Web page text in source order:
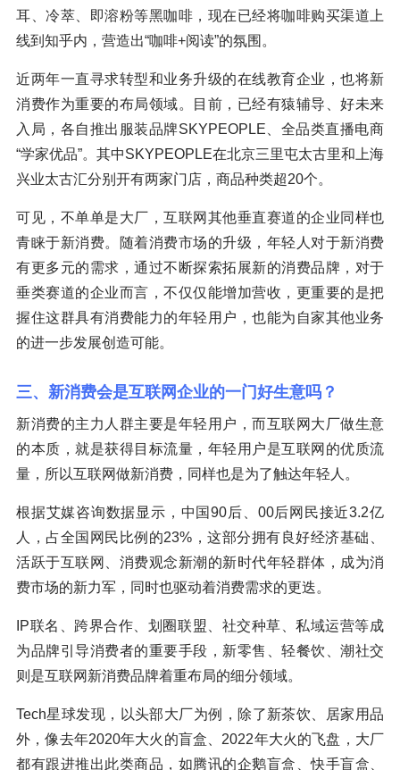
耳、冷萃、即溶粉等黑咖啡，现在已经将咖啡购买渠道上
线到知乎内，营造出“咖啡+阅读”的氛围。
近两年一直寻求转型和业务升级的在线教育企业，也将新
消费作为重要的布局领域。目前，已经有猿辅导、好未来
入局，各自推出服装品牌SKYPEOPLE、全品类直播电商
“学家优品”。其中SKYPEOPLE在北京三里屯太古里和上海
兴业太古汇分别开有两家门店，商品种类超20个。
可见，不单单是大厂，互联网其他垂直赛道的企业同样也
青睐于新消费。随着消费市场的升级，年轻人对于新消费
有更多元的需求，通过不断探索拓展新的消费品牌，对于
垂类赛道的企业而言，不仅仅能增加营收，更重要的是把
握住这群具有消费能力的年轻用户，也能为自家其他业务
的进一步发展创造可能。
三、新消费会是互联网企业的一门好生意吗？
新消费的主力人群主要是年轻用户，而互联网大厂做生意
的本质，就是获得目标流量，年轻用户是互联网的优质流
量，所以互联网做新消费，同样也是为了触达年轻人。
根据艾媒咨询数据显示，中国90后、00后网民接近3.2亿
人，占全国网民比例的23%，这部分拥有良好经济基础、
活跃于互联网、消费观念新潮的新时代年轻群体，成为消
费市场的新力军，同时也驱动着消费需求的更迭。
IP联名、跨界合作、划圈联盟、社交种草、私域运营等成
为品牌引导消费者的重要手段，新零售、轻餐饮、潮社交
则是互联网新消费品牌着重布局的细分领域。
Tech星球发现，以头部大厂为例，除了新茶饮、居家用品
外，像去年2020年大火的盲盒、2022年大火的飞盘，大厂
都有跟进推出此类商品，如腾讯的企鹅盲盒、快手盲盒、